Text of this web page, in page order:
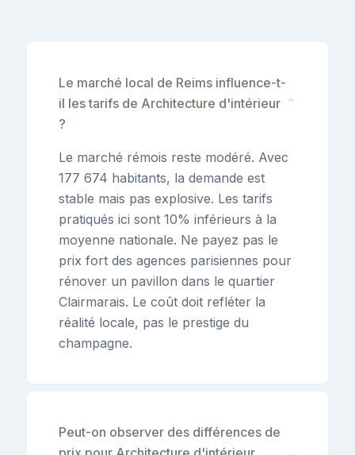
Le marché local de Reims influence-t-
il les tarifs de Architecture d'intérieur
?
⌄
Le marché rémois reste modéré. Avec
177 674 habitants, la demande est
stable mais pas explosive. Les tarifs
pratiqués ici sont 10% inférieurs à la
moyenne nationale. Ne payez pas le
prix fort des agences parisiennes pour
rénover un pavillon dans le quartier
Clairmarais. Le coût doit refléter la
réalité locale, pas le prestige du
champagne.
Peut-on observer des différences de